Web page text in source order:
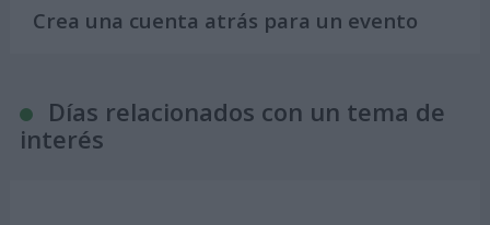
Crea una cuenta atrás para un evento
Días relacionados con un tema de
interés